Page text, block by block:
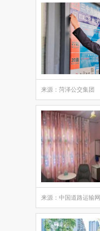
来源：菏泽公交集团
来源：中国道路运输网